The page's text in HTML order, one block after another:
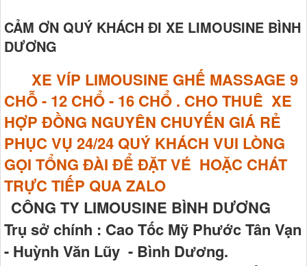
CẢM ƠN QUÝ KHÁCH ĐI XE LIMOUSINE BÌNH
DƯƠNG
XE VÍP LIMOUSINE GHẾ MASSAGE 9
CHỖ - 12 CHỔ - 16 CHỔ . CHO THUÊ XE
HỢP ĐỒNG NGUYÊN CHUYẾN GIÁ RẺ
PHỤC VỤ 24/24 QUÝ KHÁCH VUI LÒNG
GỌI TỔNG ĐÀI ĐỂ ĐẶT VÉ HOẶC CHÁT
TRỰC TIẾP QUA ZALO
CÔNG TY LIMOUSINE BÌNH DƯƠNG
Trụ sở chính : Cao Tốc Mỹ Phước Tân Vạn
- Huỳnh Văn Lũy - Bình Dương.